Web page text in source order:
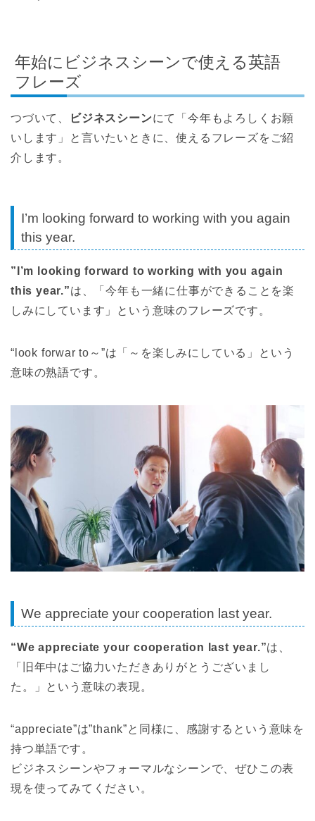
年始にビジネスシーンで使える英語
フレーズ
つづいて、 ビジネスシーンにて「今年もよろしくお願
いします」と言いたいときに、使えるフレーズをご紹
介します。
I’m looking forward to working with you again
this year.
”I’m looking forward to working with you again
this year.”は、「今年も一緒に仕事ができることを楽
しみにしています」という意味のフレーズです。
“look forwar to～”は「～を楽しみにしている」という
意味の熟語です。
We appreciate your cooperation last year.
“We appreciate your cooperation last year.”は、
「旧年中はご協力いただきありがとうございまし
た。」という意味の表現。
“appreciate”は”thank”と同様に、感謝するという意味を
持つ単語です。
ビジネスシーンやフォーマルなシーンで、ぜひこの表
現を使ってみてください。